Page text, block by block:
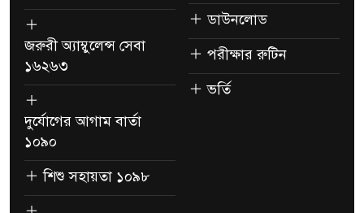
জরুরী অ্যাম্বুলেন্স সেবা
১৬২৬৩
দুর্যোগের আগাম বার্তা
১০৯০
শিশু সহায়তা ১০৯৮
ডাউনলোড
পরীক্ষার রুটিন
ভর্তি